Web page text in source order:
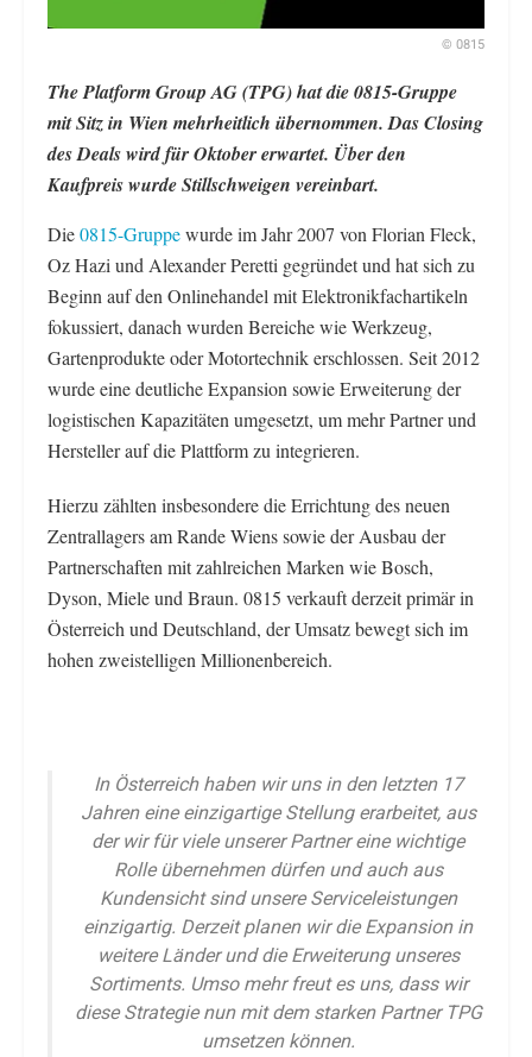
© 0815
The Platform Group AG (TPG) hat die 0815-Gruppe
mit Sitz in Wien mehrheitlich übernommen. Das Closing
des Deals wird für Oktober erwartet. Über den
Kaufpreis wurde Stillschweigen vereinbart.
Die0815-Gruppewurde im Jahr 2007 von Florian Fleck,
Oz Hazi und Alexander Peretti gegründet und hat sich zu
Beginn auf den Onlinehandel mit Elektronikfachartikeln
fokussiert, danach wurden Bereiche wie Werkzeug,
Gartenprodukte oder Motortechnik erschlossen. Seit 2012
wurde eine deutliche Expansion sowie Erweiterung der
logistischen Kapazitäten umgesetzt, um mehr Partner und
Hersteller auf die Plattform zu integrieren.
Hierzu zählten insbesondere die Errichtung des neuen
Zentrallagers am Rande Wiens sowie der Ausbau der
Partnerschaften mit zahlreichen Marken wie Bosch,
Dyson, Miele und Braun. 0815 verkauft derzeit primär in
Österreich und Deutschland, der Umsatz bewegt sich im
hohen zweistelligen Millionenbereich.
In Österreich haben wir uns in den letzten 17
Jahren eine einzigartige Stellung erarbeitet, aus
der wir für viele unserer Partner eine wichtige
Rolle übernehmen dürfen und auch aus
Kundensicht sind unsere Serviceleistungen
einzigartig. Derzeit planen wir die Expansion in
weitere Länder und die Erweiterung unseres
Sortiments. Umso mehr freut es uns, dass wir
diese Strategie nun mit dem starken Partner TPG
umsetzen können.